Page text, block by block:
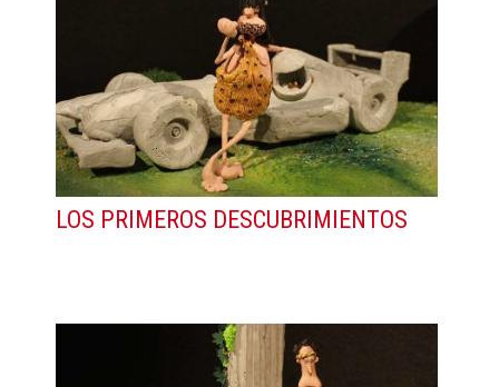
LOS PRIMEROS DESCUBRIMIENTOS